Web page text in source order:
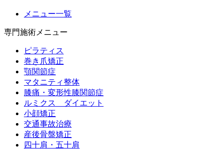
メニュー一覧
専門施術メニュー
ピラティス
巻き爪矯正
顎関節症
マタニティ整体
膝痛・変形性膝関節症
ルミクス ダイエット
小顔矯正
交通事故治療
産後骨盤矯正
四十肩・五十肩